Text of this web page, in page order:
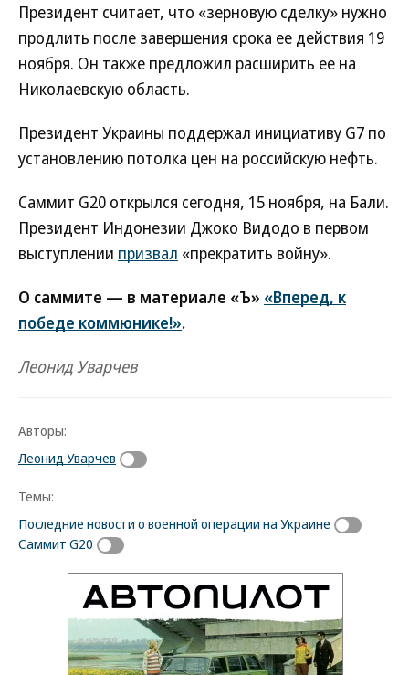
Президент считает, что «зерновую сделку» нужно
продлить после завершения срока ее действия 19
ноября. Он также предложил расширить ее на
Николаевскую область.
Президент Украины поддержал инициативу G7 по
установлению потолка цен на российскую нефть.
Саммит G20 открылся сегодня, 15 ноября, на Бали.
Президент Индонезии Джоко Видодо в первом
выступлении призвал «прекратить войну».
О саммите — в материале «Ъ» «Вперед, к
победе коммюнике!».
Леонид Уварчев
Авторы:
Леонид Уварчев
Темы:
Последние новости о военной операции на Украине
Саммит G20
Новости партнеров
ВСУ точно получат десятки тысяч новых
солдат
Путин озвучил итоговый план СВО